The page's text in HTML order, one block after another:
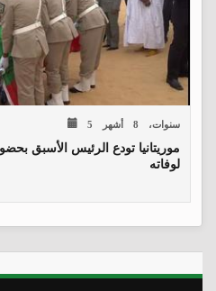
5 سنوات، 8 أشهر
لوفاته